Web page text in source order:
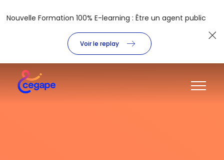
Nouvelle Formation 100% E-learning : Être un agent public
Voir le replay